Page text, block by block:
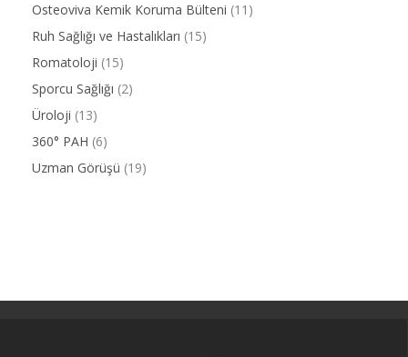
Osteoviva Kemik Koruma Bülteni (11)
Ruh Sağlığı ve Hastalıkları (15)
Romatoloji (15)
Sporcu Sağlığı (2)
Üroloji (13)
360° PAH (6)
Uzman Görüşü (19)